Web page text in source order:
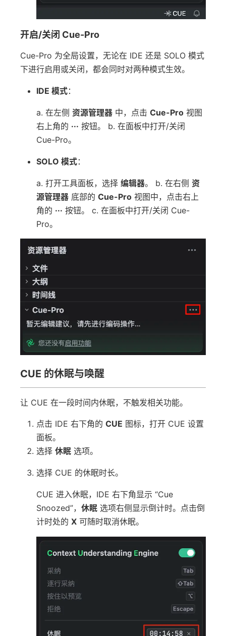
开启/关闭 Cue-Pro
Cue-Pro 为全局设置，无论在 IDE 还是 SOLO 模式
下进行启用或关闭，都会同时对两种模式生效。
IDE 模式：
a. 在左侧 资源管理器 中，点击 Cue-Pro 视图
右上角的 ··· 按钮。 b. 在面板中打开/关闭
Cue-Pro。
SOLO 模式：
a. 打开工具面板，选择 编辑器。 b. 在右侧 资
源管理器 底部的 Cue-Pro 视图中，点击右上
角的 ··· 按钮。 c. 在面板中打开/关闭 Cue-
Pro。
CUE 的休眠与唤醒
让 CUE 在一段时间内休眠，不触发相关功能。
点击 IDE 右下角的 CUE 图标，打开 CUE 设置
面板。
选择 休眠 选项。
选择 CUE 的休眠时长。
CUE 进入休眠，IDE 右下角显示 “Cue
Snoozed”， 休眠 选项右侧显示倒计时。点击倒
计时处的 X 可随时取消休眠。